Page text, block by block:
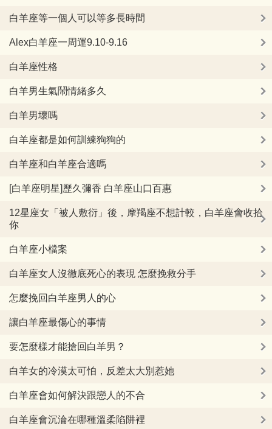
白羊座等一個人可以等多長時間
Alex白羊座一周運9.10-9.16
白羊座性格
白羊男生氣鬧情緒多久
白羊男壞嗎
白羊座都是如何訓練狗狗的
白羊座和白羊座合適嗎
[白羊座明星]歷久彌香 白羊座山口百惠
12星座女「被人敷衍」後，摩羯座不想計較，白羊座會收拾
你
白羊座小檔案
白羊座女人沒徹底死心的表現 怎麼挽救分手
怎麼挽回白羊座男人的心
讓白羊座最傷心的事情
要怎麼樣才能搶回白羊男？
白羊女的冷漠太可怕，反差太大別惹她
白羊座會如何解決跟戀人的不合
白羊座會沉淪在哪種溫柔陷阱裡